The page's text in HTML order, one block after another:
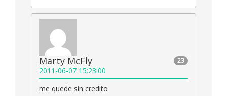
23
Marty McFly
2011-06-07 15:23:00
me quede sin credito